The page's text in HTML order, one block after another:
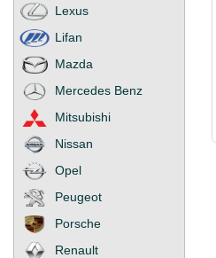
Lexus
Lifan
Mazda
Mercedes Benz
Mitsubishi
Nissan
Opel
Peugeot
Porsche
Renault